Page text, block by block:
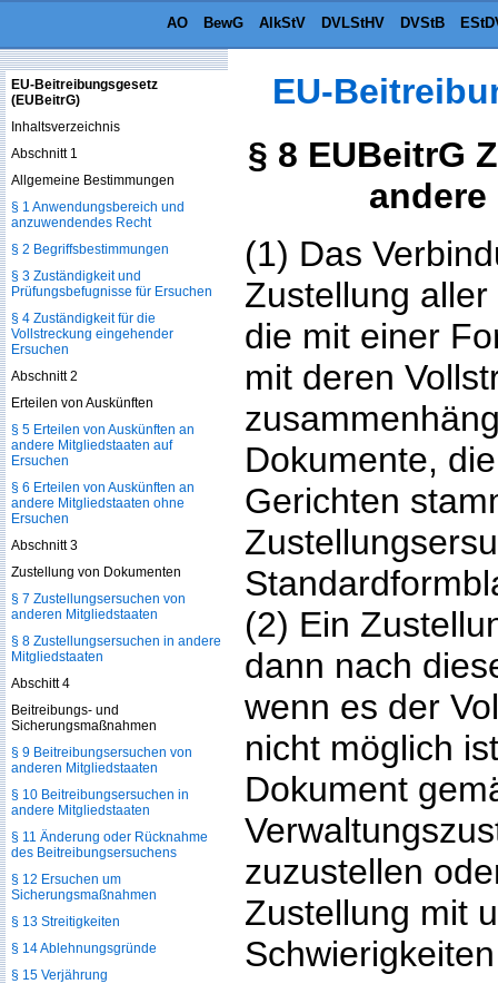
AO BewG AlkStV DVLStHV DVStB
EU-
§ 8 EUBeitrG
(1) Das
Zustellung
die mit einer
mit deren
Dokumente,
Gerichten
(2) Ein
dann nach
wenn es der
nicht möglich
Dokument
zuzustellen
Zustellung mit
EU-Beitreibungsgesetz
(EUBeitrG)
Inhaltsverzeichnis
Abschnitt 1
Allgemeine Bestimmungen
§ 1 Anwendungsbereich und
anzuwendendes Recht
§ 2 Begriffsbestimmungen
§ 3 Zuständigkeit und
Prüfungsbefugnisse für Ersuchen
§ 4 Zuständigkeit für die
Vollstreckung eingehender
Ersuchen
Abschnitt 2
Erteilen von Auskünften
§ 5 Erteilen von Auskünften an
andere Mitgliedstaaten auf
Ersuchen
§ 6 Erteilen von Auskünften an
andere Mitgliedstaaten ohne
Ersuchen
Abschnitt 3
Zustellung von Dokumenten
§ 7 Zustellungsersuchen von
anderen Mitgliedstaaten
§ 8 Zustellungsersuchen in andere
Mitgliedstaaten
Abschitt 4
Beitreibungs- und
Sicherungsmaßnahmen
§ 9 Beitreibungsersuchen von
anderen Mitgliedstaaten
§ 10 Beitreibungsersuchen in
andere Mitgliedstaaten
§ 11 Änderung oder Rücknahme
des Beitreibungsersuchens
§ 12 Ersuchen um
Sicherungsmaßnahmen
§ 13 Streitigkeiten
§ 14 Ablehnungsgründe
§ 15 Verjährung